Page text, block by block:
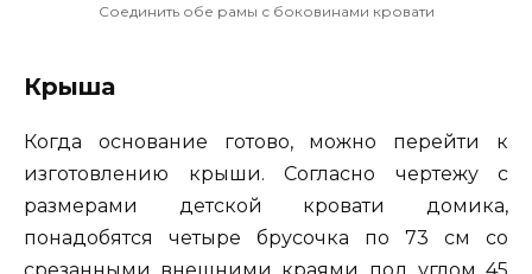
Соединить обе рамы с боковинами кровати
Крыша
Когда основание готово, можно перейти к
изготовлению крыши. Согласно чертежу с
размерами детской кровати домика,
понадобятся четыре брусочка по 73 см со
срезанными внешними краями под углом 45